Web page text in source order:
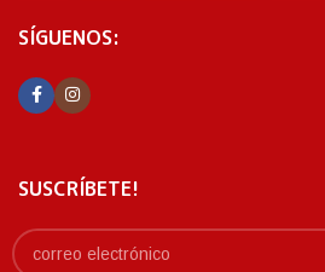
SÍGUENOS:
SUSCRÍBETE!